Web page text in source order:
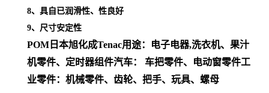
8、具自已润滑性、性良好
9、尺寸安定性
POM日本旭化成Tenac用途：
电子电器,洗衣机、果汁
机零件、定时器组件汽车： 车把零件、电动窗零件工
业零件：机械零件、齿轮、把手、玩具、螺母